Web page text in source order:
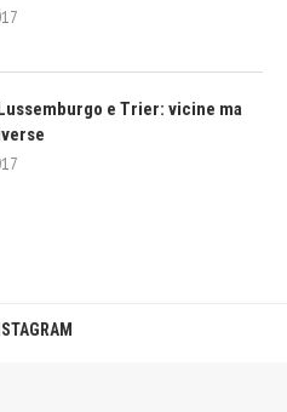
e Trier: vicine ma